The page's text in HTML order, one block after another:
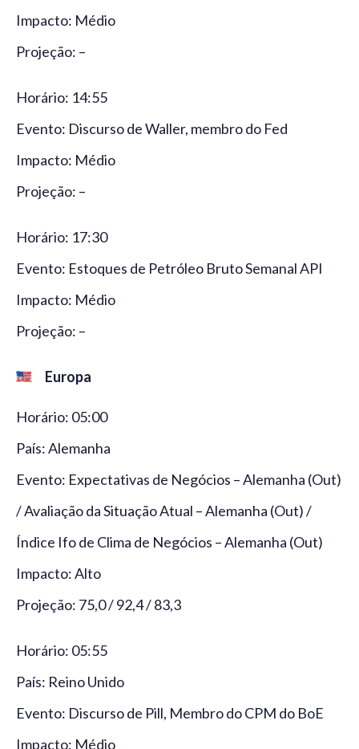
Impacto: Médio
Projeção: –
Horário: 14:55
Evento: Discurso de Waller, membro do Fed
Impacto: Médio
Projeção: –
Horário: 17:30
Evento: Estoques de Petróleo Bruto Semanal API
Impacto: Médio
Projeção: –
Europa
Horário: 05:00
País: Alemanha
Evento: Expectativas de Negócios – Alemanha (Out)
/ Avaliação da Situação Atual – Alemanha (Out) /
Índice Ifo de Clima de Negócios – Alemanha (Out)
Impacto: Alto
Projeção: 75,0 / 92,4 / 83,3
Horário: 05:55
País: Reino Unido
Evento: Discurso de Pill, Membro do CPM do BoE
Impacto: Médio